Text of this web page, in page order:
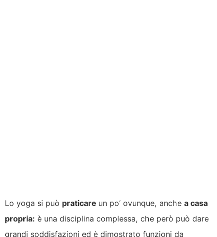
Lo yoga si può praticare un po’ ovunque, anche a casa
propria: è una disciplina complessa, che però può dare
grandi soddisfazioni ed è dimostrato funzioni da